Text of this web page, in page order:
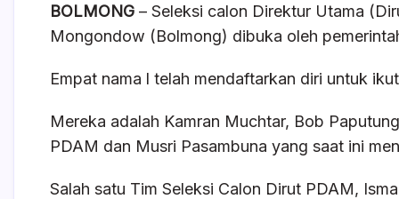
c
e
b
o
o
at
s
A
p
p
e
a
d
ar
e
BOLMONG – Seleksi calon Direktur Utama
Mongondow (Bolmong) dibuka oleh
Empat nama l telah mendaftarkan diri untuk
Mereka adalah Kamran Muchtar, Bob
PDAM dan Musri Pasambuna yang saat ini
Salah satu Tim Seleksi Calon Dirut PDAM,